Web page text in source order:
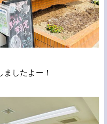
したよー！